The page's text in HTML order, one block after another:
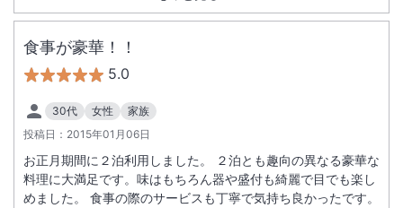
食事が豪華！！
5.0
30代 女性
家族
投稿日： 2015年01月06日
お正月期間に２泊利用しました。 ２泊とも趣向の異なる豪華な
料理に大満足です。味はもちろん器や盛付も綺麗で目でも楽し
めました。 食事の際のサービスも丁寧で気持ち良かったです。